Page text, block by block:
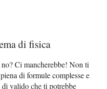
di fisica
no? Ci mancherebbe! Non ti
di formule complesse e
valido che ti potrebbe